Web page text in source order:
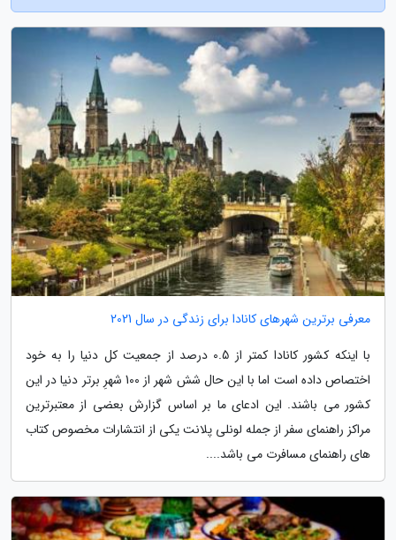
معرفی برترین شهرهای کانادا برای زندگی در سال 2021
با اینکه کشور کانادا کمتر از 0.5 درصد از جمعیت کل دنیا را به خود
اختصاص داده است اما با این حال شش شهر از 100 شهرِ برتر دنیا در این
کشور می باشند. این ادعای ما بر اساس گزارش بعضی از معتبرترین
مراکز راهنمای سفر از جمله لونلی پلانت یکی از انتشارات مخصوص کتاب
های راهنمای مسافرت می باشد....